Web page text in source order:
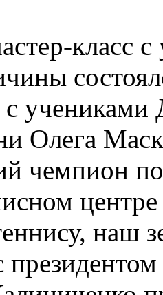
класс с
с
Олега
чемпион
наш